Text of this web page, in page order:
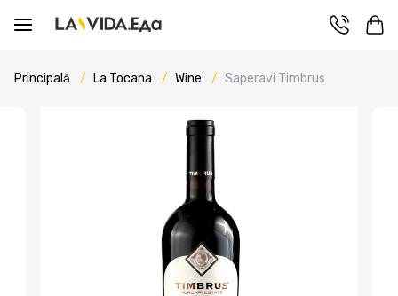
Principală La Tocana Wine Saperavi Timbrus